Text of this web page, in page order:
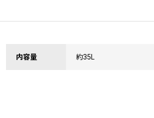
内容量 約35L